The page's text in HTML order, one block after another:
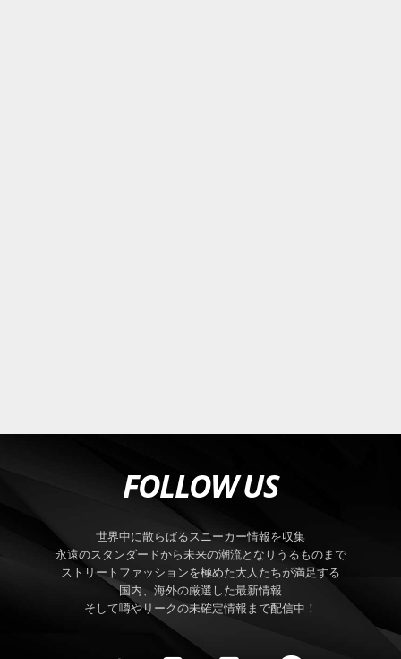
FOLLOW US
世界中に散らばるスニーカー情報を収集
永遠のスタンダードから未来の潮流となりうるものまで
ストリートファッションを極めた大人たちが満足する
国内、海外の厳選した最新情報
そして噂やリークの未確定情報まで配信中！